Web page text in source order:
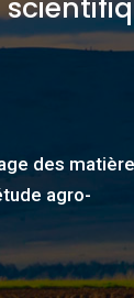
des
agro-